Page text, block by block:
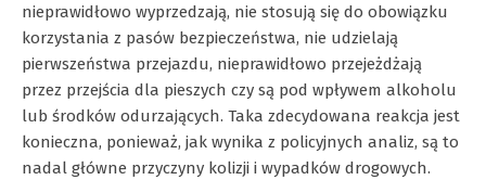
nieprawidłowo wyprzedzają, nie stosują się do obowiązku
korzystania z pasów bezpieczeństwa, nie udzielają
pierwszeństwa przejazdu, nieprawidłowo przejeżdżają
przez przejścia dla pieszych czy są pod wpływem alkoholu
lub środków odurzających. Taka zdecydowana reakcja jest
konieczna, ponieważ, jak wynika z policyjnych analiz, są to
nadal główne przyczyny kolizji i wypadków drogowych.